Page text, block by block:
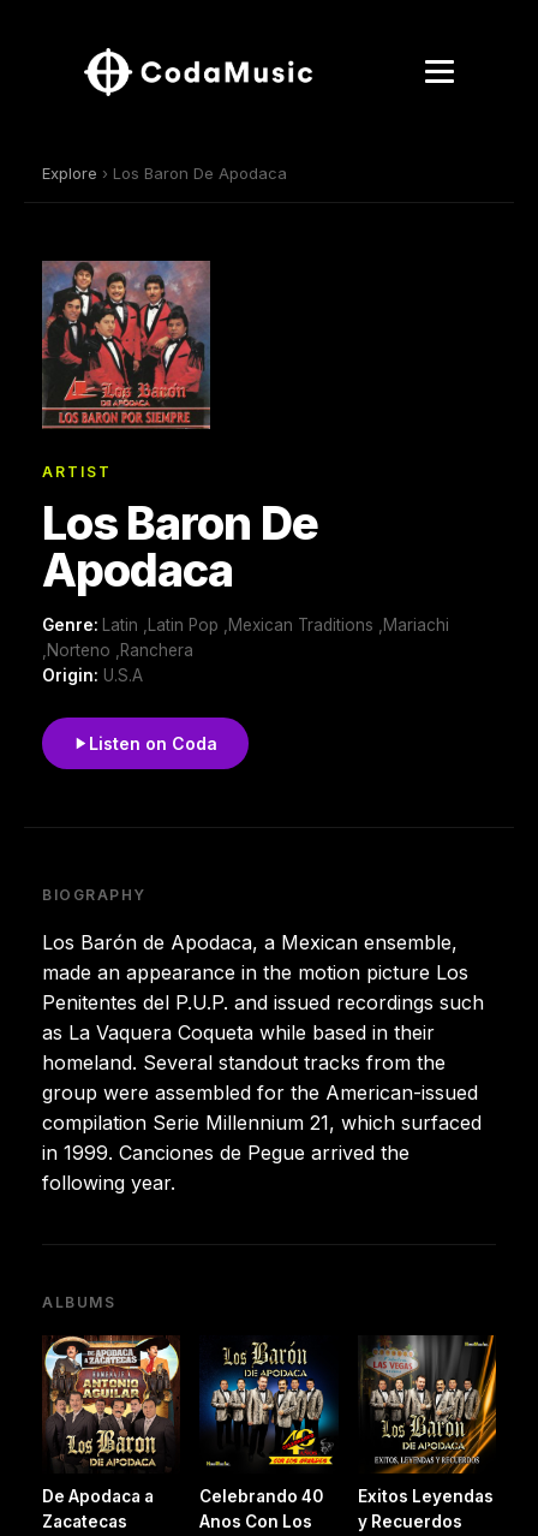
Explore › Los Baron De Apodaca
ARTIST
Los Baron De
Apodaca
Genre:
Latin ,Latin Pop ,Mexican Traditions ,Mariachi
,Norteno ,Ranchera
Origin: U.S.A
Listen on Coda
BIOGRAPHY
Los Barón de Apodaca, a Mexican ensemble,
made an appearance in the motion picture Los
Penitentes del P.U.P. and issued recordings such
as La Vaquera Coqueta while based in their
homeland. Several standout tracks from the
group were assembled for the American-issued
compilation Serie Millennium 21, which surfaced
in 1999. Canciones de Pegue arrived the
following year.
ALBUMS
De Apodaca a
Zacatecas
Celebrando 40
Anos Con Los
Exitos Leyendas
y Recuerdos